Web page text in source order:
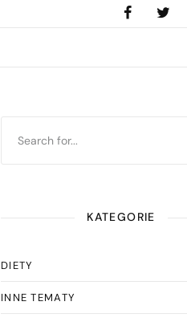
KATEGORIE
DIETY
INNE TEMATY